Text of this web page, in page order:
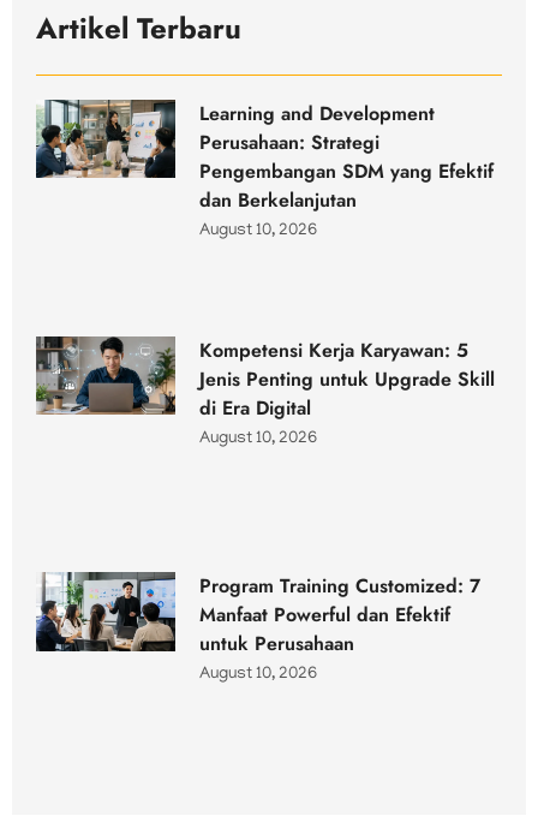
Artikel Terbaru
Learning and Development
Perusahaan: Strategi
Pengembangan SDM yang Efektif
dan Berkelanjutan
August 10, 2026
Kompetensi Kerja Karyawan: 5
Jenis Penting untuk Upgrade Skill
di Era Digital
August 10, 2026
Program Training Customized: 7
Manfaat Powerful dan Efektif
untuk Perusahaan
August 10, 2026